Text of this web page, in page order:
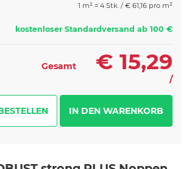
1 m² = 4 Stk. / €61,16 pro m²
kostenloser Standardversand ab 100 €
Gesamt € 15,29
/